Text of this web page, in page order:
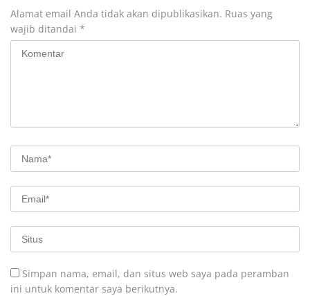
Alamat email Anda tidak akan dipublikasikan. Ruas yang
wajib ditandai *
Simpan nama, email, dan situs web saya pada peramban
ini untuk komentar saya berikutnya.